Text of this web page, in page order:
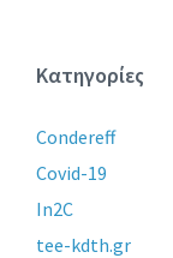
Κατηγορίες
Condereff
Covid-19
In2C
tee-kdth.gr